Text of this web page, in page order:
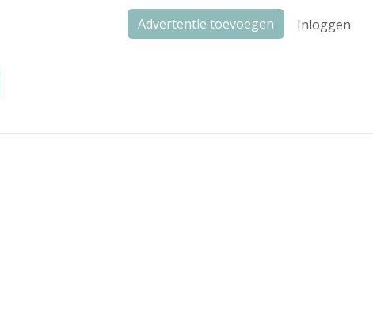
Advertentie toevoegen Inloggen